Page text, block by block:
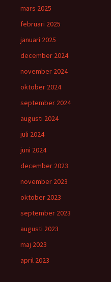
mars 2025
februari 2025
januari 2025
december 2024
november 2024
oktober 2024
september 2024
augusti 2024
juli 2024
juni 2024
december 2023
november 2023
oktober 2023
september 2023
augusti 2023
maj 2023
april 2023